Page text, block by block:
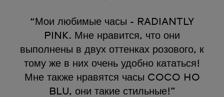
“Мои любимые часы - RADIANTLY
PINK. Мне нравится, что они
выполнены в двух оттенках розового, к
тому же в них очень удобно кататься!
Мне также нравятся часы COCO HO
BLU, они такие стильные!”